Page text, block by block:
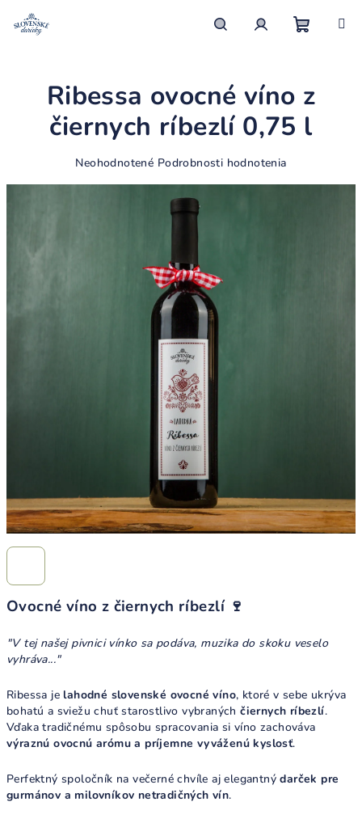
košík
Ovocné víno z čiernych ríbezlí 🍷
"V tej našej pivnici vínko sa podáva, muzika do skoku veselo
vyhráva..."
Ribessa je lahodné slovenské ovocné víno, ktoré v sebe ukrýva
bohatú a sviežu chuť starostlivo vybranýchčiernych ríbezlí.
Vďaka tradičnému spôsobu spracovania si víno zachováva
výraznú ovocnú arómu a príjemne vyváženú kyslosť.
Perfektný spoločník na večerné chvíle aj elegantnýdarček pre
gurmánov a milovníkov netradičných vín.
Ribessa ovocné víno z
čiernych ríbezlí 0,75 l
Priemerné
Neohodnotené Podrobnosti hodnotenia